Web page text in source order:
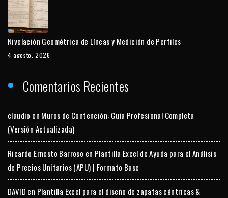
Nivelación Geométrica de Líneas y Medición de Perfiles
4 agosto, 2026
Comentarios Recientes
claudio en Muros de Contención: Guía Profesional Completa
(Versión Actualizada)
Ricardo Ernesto Barroso en Plantilla Excel de Ayuda para el Análisis
de Precios Unitarios (APU) | Formato Base
DAVID en Plantilla Excel para el diseño de zapatas céntricas &